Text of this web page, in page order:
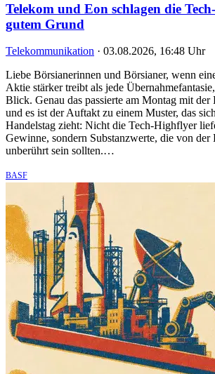
Telekom und Eon schlagen die
gutem Grund
Telekommunikation · 03.08.2026, 16:48 Uhr
Liebe Börsianerinnen und Börsianer, wenn
Aktie stärker treibt als jede
Blick. Genau das passierte am Montag mit der
und es ist der Auftakt zu einem Muster, das
Handelstag zieht: Nicht die Tech-Highflyer
Gewinne, sondern Substanzwerte, die von
unberührt sein sollten.…
BASF